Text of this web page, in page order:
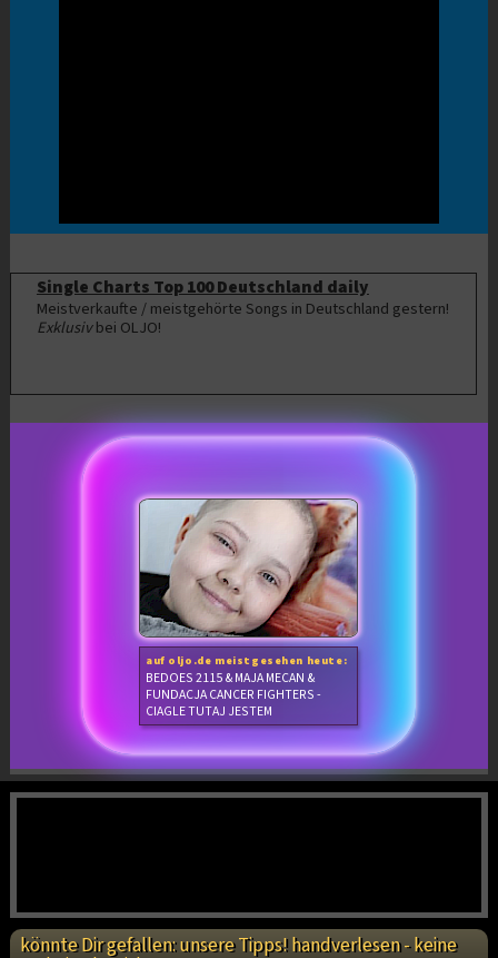
Single Charts Top 100 Deutschland daily
Meistverkaufte / meistgehörte Songs in Deutschland gestern!
Exklusivbei OLJO!
auf oljo.de meistgesehen heute:
BEDOES 2115 & MAJA MECAN &
FUNDACJA CANCER FIGHTERS -
CIAGLE TUTAJ JESTEM
könnte Dir gefallen: unsere Tipps! handverlesen - keine